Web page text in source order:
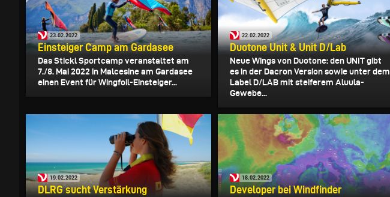
23.02.2022
Einsteiger Camp am Gardasee
Das Stickl Sportcamp veranstaltet am
7./8. Mai 2022 in Malcesine am Gardasee
einen Event für Wingfoil-Einsteiger...
22.02.2022
Duotone Unit & Unit D/Lab
Neue Wings von Duotone: den UNIT gibt
es in der Dacron Version sowie unter dem
Label D/LAB mit steiferem Aluula-
Gewebe...
19.02.2022
DLRG sucht Verstärkung
18.02.2022
Developer bei Windfinder